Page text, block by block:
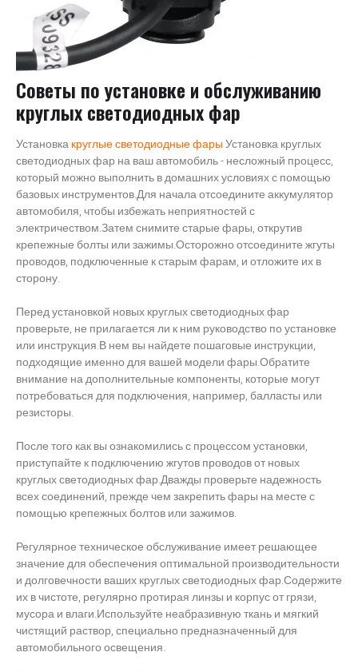
Советы по установке и обслуживанию
круглых светодиодных фар
Установкакруглые светодиодные фарыУстановка круглых
светодиодных фар на ваш автомобиль - несложный процесс,
который можно выполнить в домашних условиях с помощью
базовых инструментов.Для начала отсоедините аккумулятор
автомобиля, чтобы избежать неприятностей с
электричеством.Затем снимите старые фары, открутив
крепежные болты или зажимы.Осторожно отсоедините жгуты
проводов, подключенные к старым фарам, и отложите их в
сторону.
Перед установкой новых круглых светодиодных фар
проверьте, не прилагается ли к ним руководство по установке
или инструкция.В нем вы найдете пошаговые инструкции,
подходящие именно для вашей модели фары.Обратите
внимание на дополнительные компоненты, которые могут
потребоваться для подключения, например, балласты или
резисторы.
После того как вы ознакомились с процессом установки,
приступайте к подключению жгутов проводов от новых
круглых светодиодных фар.Дважды проверьте надежность
всех соединений, прежде чем закрепить фары на месте с
помощью крепежных болтов или зажимов.
Регулярное техническое обслуживание имеет решающее
значение для обеспечения оптимальной производительности
и долговечности ваших круглых светодиодных фар.Содержите
их в чистоте, регулярно протирая линзы и корпус от грязи,
мусора и влаги.Используйте неабразивную ткань и мягкий
чистящий раствор, специально предназначенный для
автомобильного освещения.